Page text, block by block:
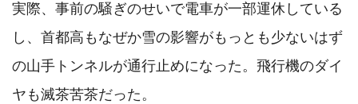
実際、事前の騒ぎのせいで電車が一部運休している
し、首都高もなぜか雪の影響がもっとも少ないはず
の山手トンネルが通行止めになった。飛行機のダイ
ヤも滅茶苦茶だった。